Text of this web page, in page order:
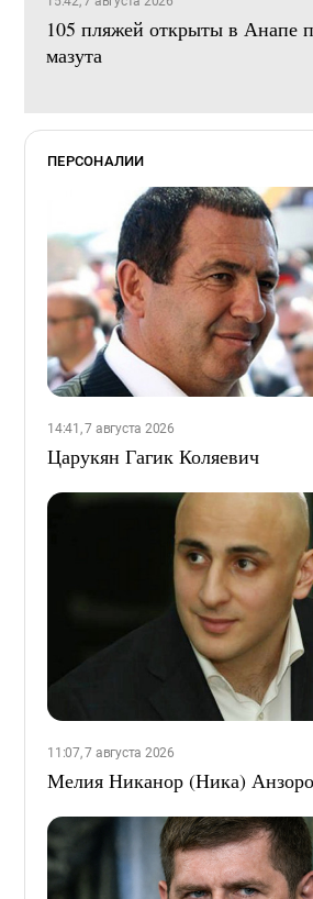
105 пляжей открыты в Анапе
мазута
ПЕРСОНАЛИИ
14:41, 7 августа 2026
Царукян Гагик Коляевич
11:07, 7 августа 2026
Мелия Никанор (Ника)